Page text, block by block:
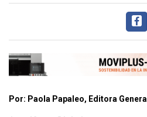
TÉRMINOS
DE
Por: Paola Papaleo, Editora